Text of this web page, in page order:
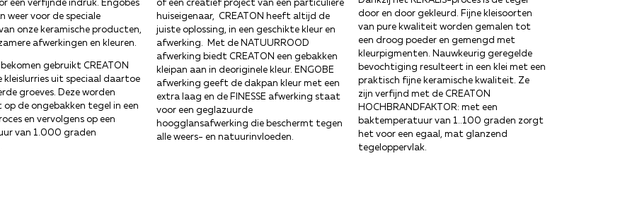
weer voor de speciale
onze keramische producten,
afwerkingen en kleuren.
gebruikt CREATON
kleislurries uit speciaal daartoe
groeves. Deze worden
de ongebakken tegel in een
en vervolgens op een
van 1.000 graden
huiseigenaar, CREATON heeft altijd de
juiste oplossing, in een geschikte kleur en
afwerking. Met de NATUURROOD
afwerking biedt CREATON een gebakken
kleipan aan in deoriginele kleur. ENGOBE
afwerking geeft de dakpan kleur met een
extra laag en de FINESSE afwerking staat
voor een geglazuurde
hoogglansafwerking die beschermt tegen
alle weers- en natuurinvloeden.
door en door gekleurd. Fijne kleisoorten
van pure kwaliteit worden gemalen tot
een droog poeder en gemengd met
kleurpigmenten. Nauwkeurig geregelde
bevochtiging resulteert in een klei met een
praktisch fijne keramische kwaliteit. Ze
zijn verfijnd met de CREATON
HOCHBRANDFAKTOR: met een
baktemperatuur van 1..100 graden zorgt
het voor een egaal, mat glanzend
tegeloppervlak.